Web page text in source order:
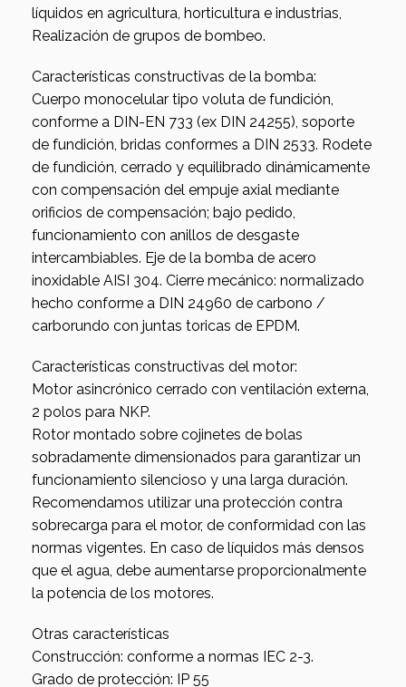
líquidos en agricultura, horticultura e industrias,
Realización de grupos de bombeo.
Características constructivas de la bomba:
Cuerpo monocelular tipo voluta de fundición,
conforme a DIN-EN 733 (ex DIN 24255), soporte
de fundición, bridas conformes a DIN 2533. Rodete
de fundición, cerrado y equilibrado dinámicamente
con compensación del empuje axial mediante
orificios de compensación; bajo pedido,
funcionamiento con anillos de desgaste
intercambiables. Eje de la bomba de acero
inoxidable AISI 304. Cierre mecánico: normalizado
hecho conforme a DIN 24960 de carbono /
carborundo con juntas toricas de EPDM.
Características constructivas del motor:
Motor asincrónico cerrado con ventilación externa,
2 polos para NKP.
Rotor montado sobre cojinetes de bolas
sobradamente dimensionados para garantizar un
funcionamiento silencioso y una larga duración.
Recomendamos utilizar una protección contra
sobrecarga para el motor, de conformidad con las
normas vigentes. En caso de líquidos más densos
que el agua, debe aumentarse proporcionalmente
la potencia de los motores.
Otras características
Construcción: conforme a normas IEC 2-3.
Grado de protección: IP 55